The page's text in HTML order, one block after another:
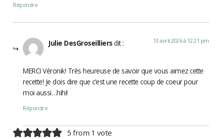
Répondre
Julie DesGroseilliers dit : 13 avril 2026 à 12:21 pm
MERCI Véronik! Très heureuse de savoir que vous aimez cette
recette! Je dois dire que c’est une recette coup de coeur pour
moi aussi…hihi!
Répondre
5 from 1 vote